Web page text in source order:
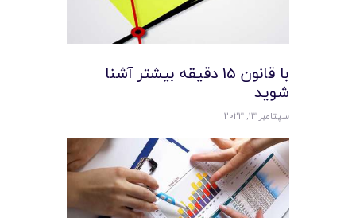
با قانون 15 دقیقه بیشتر آشنا
شوید
سپتامبر 13, 2023